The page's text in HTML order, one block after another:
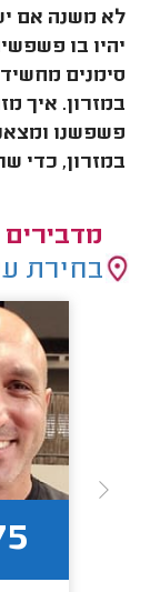
לא משנה אם
יהיו בו
סימנים
במזרון. איך
פשפשנו
במזרון, כדי
בחירת